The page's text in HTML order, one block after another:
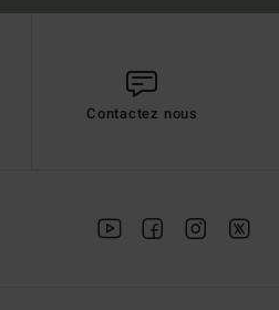
Contactez nous